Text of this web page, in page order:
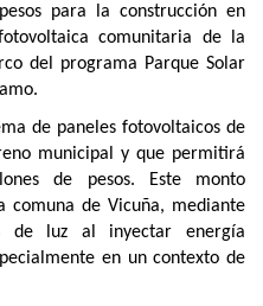
para la construcción en
comunitaria de la
del programa Parque Solar
de paneles fotovoltaicos de
municipal y que permitirá
de pesos. Este monto
de Vicuña, mediante
de luz al inyectar energía
en un contexto de